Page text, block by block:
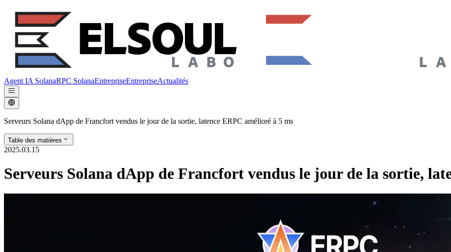
Agent IA SolanaRPC SolanaEntrepriseEntrepriseActualités
Serveurs Solana dApp de Francfort vendus le jour de la sortie, latence ERPC amélioré à 5 ms
Table des matières
2025.03.15
Serveurs Solana dApp de Francfort vendus le jour de la sortie,